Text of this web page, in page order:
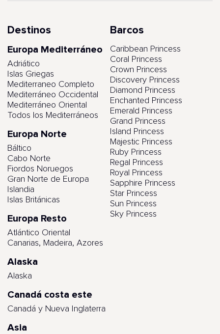
Destinos
Europa Mediterráneo
Adriático
Islas Griegas
Mediterraneo Completo
Mediterráneo Occidental
Mediterráneo Oriental
Todos los Mediterráneos
Europa Norte
Báltico
Cabo Norte
Fiordos Noruegos
Gran Norte de Europa
Islandia
Islas Británicas
Europa Resto
Atlántico Oriental
Canarias, Madeira, Azores
Alaska
Alaska
Canadá costa este
Canadá y Nueva Inglaterra
Asia
Barcos
Caribbean Princess
Coral Princess
Crown Princess
Discovery Princess
Diamond Princess
Enchanted Princess
Emerald Princess
Grand Princess
Island Princess
Majestic Princess
Ruby Princess
Regal Princess
Royal Princess
Sapphire Princess
Star Princess
Sun Princess
Sky Princess